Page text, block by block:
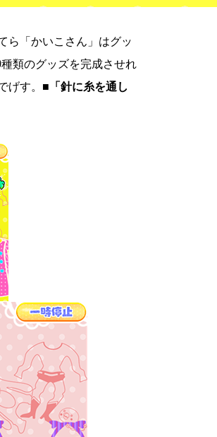
ら「かいこさん」はグッ
類のグッズを完成させれ
す。 ■「針に糸を通し